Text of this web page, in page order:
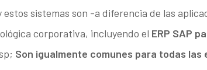
estos sistemas son -a diferencia de las
corporativa, incluyendo el ERP SAP
Son igualmente comunes para todas